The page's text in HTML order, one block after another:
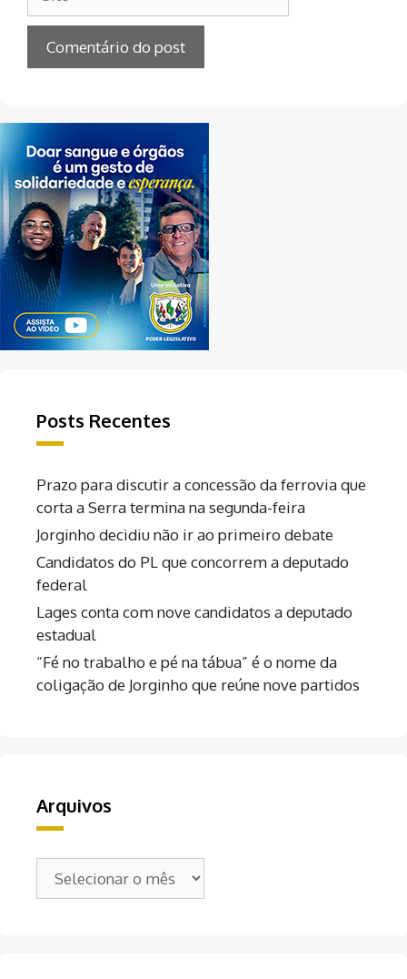
Posts Recentes
Prazo para discutir a concessão da ferrovia que
corta a Serra termina na segunda-feira
Jorginho decidiu não ir ao primeiro debate
Candidatos do PL que concorrem a deputado
federal
Lages conta com nove candidatos a deputado
estadual
“Fé no trabalho e pé na tábua” é o nome da
coligação de Jorginho que reúne nove partidos
Arquivos
Arquivos